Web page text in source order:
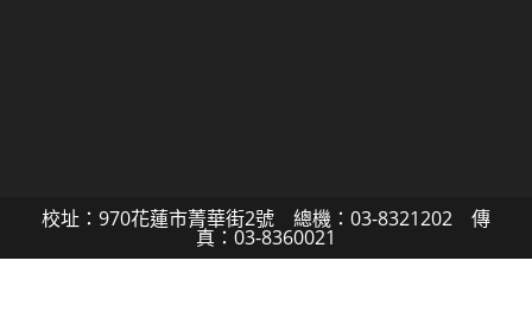
校址：970花蓮市菁華街2號 總機：03-8321202 傳
真：03-8360021